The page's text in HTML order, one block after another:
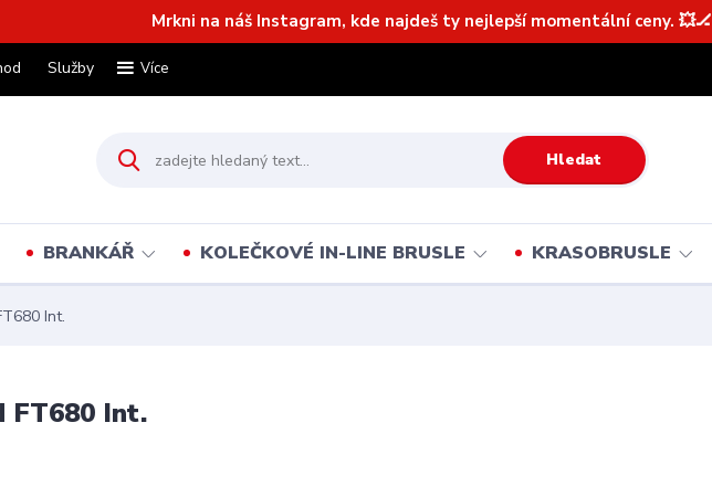
Mrkni na náš Instagram, kde najdeš ty nejlepší momentální ceny. 💥🏒
Služby Více
Hledat
BRANKÁŘ KOLEČKOVÉ IN-LINE BRUSLE KRASOBRUSLE
Int.
FT680 Int.